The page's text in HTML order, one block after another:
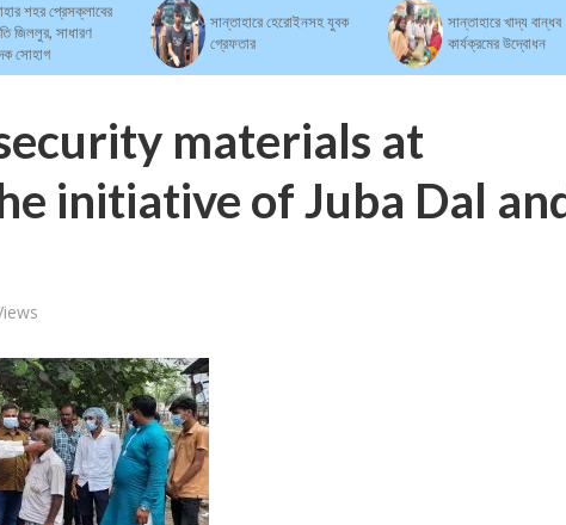
শহর প্রেসক্লাবের
জিললুর, সাধারণ
সোহাগ
সান্তাহারে হেরোইনসহ যুবক
গ্রেফতার
সান্তাহারে খাদ্য বান্ধব
কার্যক্রমের উদ্বোধন
materials at
initiative of Juba Dal